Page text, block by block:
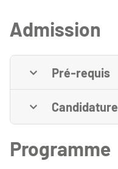
Admission
Pré-requis
Candidature
Programme